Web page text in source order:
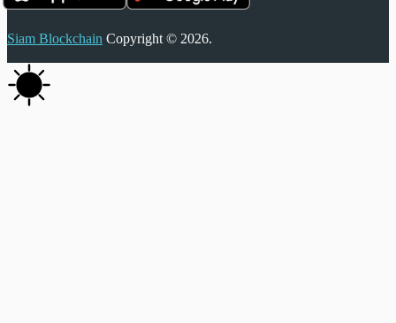
Siam Blockchain Copyright © 2026.